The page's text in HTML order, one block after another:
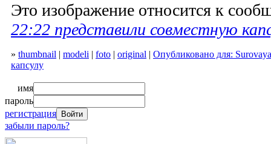
Это изображение относится к
22:22 представили совместную
» thumbnail | modeli | foto | original | Опубликовано для:
капсулу
имя
пароль
регистрация
забыли пароль?